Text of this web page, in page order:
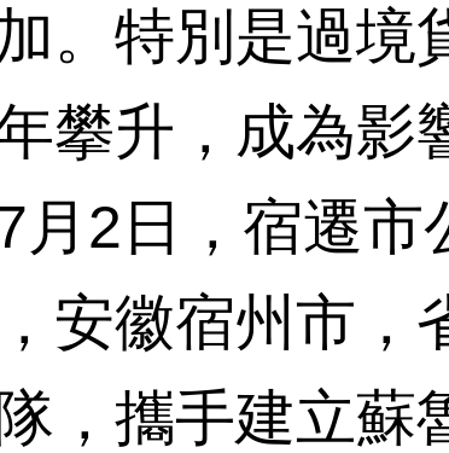
。特別是過境
攀升，成為影
月2日，宿遷市
安徽宿州市，
，攜手建立蘇